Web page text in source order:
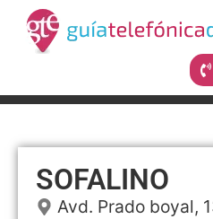
SOFALINO
Avd. Prado boyal,